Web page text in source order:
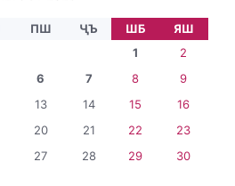
ПШ ҶЪ ШБ
ЯШ
1
2
6 7 8
9
13 14 15
16
20 21 22
23
27 28 29
30